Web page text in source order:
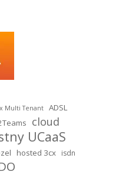
Multi Tenant ADSL
cloud
UCaaS
hosted 3cx isdn